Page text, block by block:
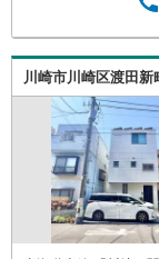
川崎市川崎区渡田新